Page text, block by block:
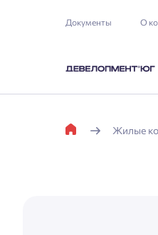
Документы О
Жилые